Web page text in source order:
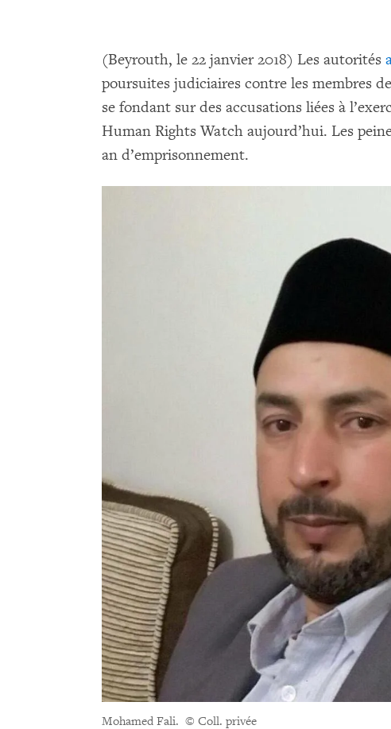
(Beyrouth, le 22 janvier 2018) Les autorités
poursuites judiciaires contre les membres
se fondant sur des accusations liées à
Human Rights Watch aujourd’hui. Les
an d’emprisonnement.
Mohamed Fali. © Coll. privée